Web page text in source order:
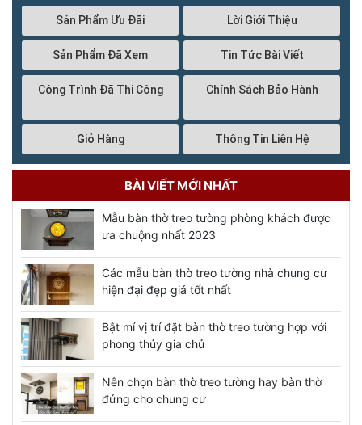
Sản Phẩm Ưu Đãi Lời Giới Thiệu
Sản Phẩm Đã Xem Tin Tức Bài Viết
Công Trình Đã Thi Công Chính Sách Bảo Hành
Giỏ Hàng Thông Tin Liên Hệ
BÀI VIẾT MỚI NHẤT
Mẫu bàn thờ treo tường phòng khách được
ưa chuộng nhất 2023
Các mẫu bàn thờ treo tường nhà chung cư
hiện đại đẹp giá tốt nhất
Bật mí vị trí đặt bàn thờ treo tường hợp với
phong thủy gia chủ
Nên chọn bàn thờ treo tường hay bàn thờ
đứng cho chung cư